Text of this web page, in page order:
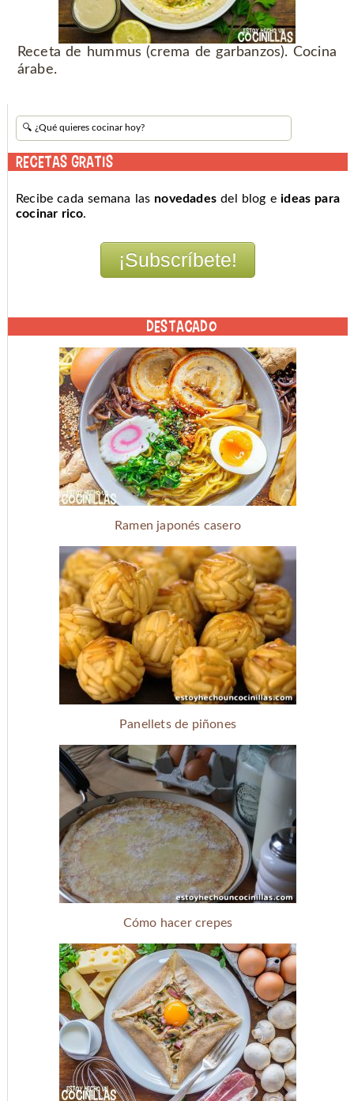
Receta de hummus (crema de garbanzos). Cocina
árabe.
RECETAS GRATIS
Recibe cada semana las novedades del blog eideas para
cocinar rico.
DESTACADO
Ramen japonés casero
Panellets de piñones
Cómo hacer crepes